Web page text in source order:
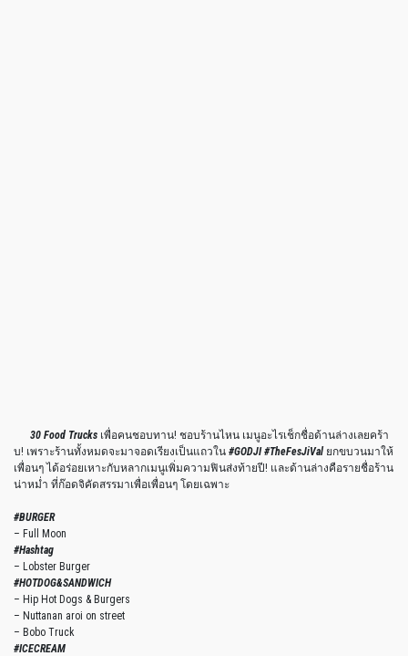
30 Food Trucks เพื่อคนชอบทาน! ชอบร้านไหน เมนูอะไรเช็กชื่อด้านล่างเลยคร้า
บ! เพราะร้านทั้งหมดจะมาจอดเรียงเป็นแถวใน #GODJI #TheFesJiVal ยกขบวนมาให้
เพื่อนๆ ได้อร่อยเหาะกับหลากเมนูเพิ่มความฟินส่งท้ายปี! และด้านล่างคือรายชื่อร้าน
น่าหม่ำ ที่ก๊อดจิคัดสรรมาเพื่อเพื่อนๆ โดยเฉพาะ
#BURGER
– Full Moon
#Hashtag
– Lobster Burger
#HOTDOG&SANDWICH
– Hip Hot Dogs & Burgers
– Nuttanan aroi on street
– Bobo Truck
#ICECREAM